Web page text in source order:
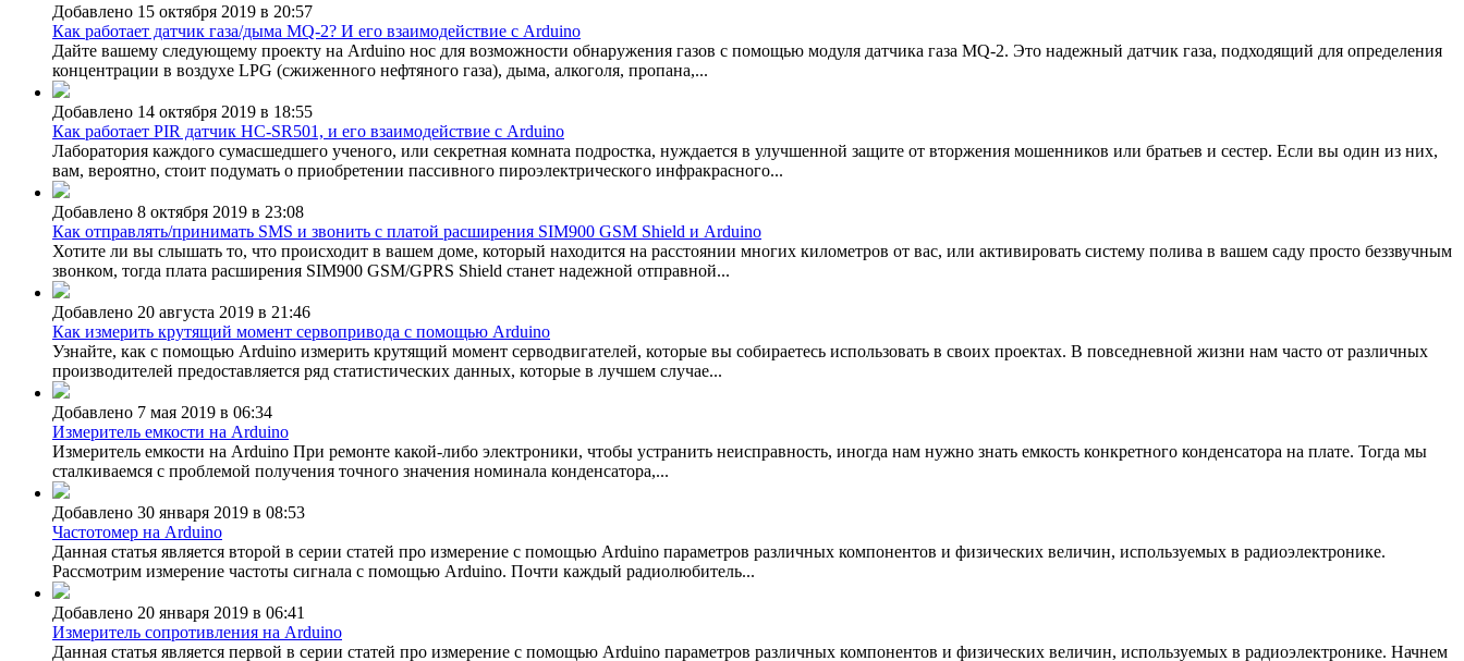
Добавлено 15 октября 2019 в 20:57
Как работает датчик газа/дыма MQ-2? И его взаимодействие с Arduino
Дайте вашему следующему проекту на Arduino нос для возможности обнаружения газов с помощью модуля датчика газа MQ-2. Это надежный датчик газа, подходящий для определения
концентрации в воздухе LPG (сжиженного нефтяного газа), дыма, алкоголя, пропана,...
Добавлено 14 октября 2019 в 18:55
Как работает PIR датчик HC-SR501, и его взаимодействие с Arduino
Лаборатория каждого сумасшедшего ученого, или секретная комната подростка, нуждается в улучшенной защите от вторжения мошенников или братьев и сестер. Если вы один из них,
вам, вероятно, стоит подумать о приобретении пассивного пироэлектрического инфракрасного...
Добавлено 8 октября 2019 в 23:08
Как отправлять/принимать SMS и звонить с платой расширения SIM900 GSM Shield и Arduino
Хотите ли вы слышать то, что происходит в вашем доме, который находится на расстоянии многих километров от вас, или активировать систему полива в вашем саду просто беззвучным
звонком, тогда плата расширения SIM900 GSM/GPRS Shield станет надежной отправной...
Добавлено 20 августа 2019 в 21:46
Как измерить крутящий момент сервопривода с помощью Arduino
Узнайте, как с помощью Arduino измерить крутящий момент серводвигателей, которые вы собираетесь использовать в своих проектах. В повседневной жизни нам часто от различных
производителей предоставляется ряд статистических данных, которые в лучшем случае...
Добавлено 7 мая 2019 в 06:34
Измеритель емкости на Arduino
Измеритель емкости на Arduino При ремонте какой-либо электроники, чтобы устранить неисправность, иногда нам нужно знать емкость конкретного конденсатора на плате. Тогда мы
сталкиваемся с проблемой получения точного значения номинала конденсатора,...
Добавлено 30 января 2019 в 08:53
Частотомер на Arduino
Данная статья является второй в серии статей про измерение с помощью Arduino параметров различных компонентов и физических величин, используемых в радиоэлектронике.
Рассмотрим измерение частоты сигнала с помощью Arduino. Почти каждый радиолюбитель...
Добавлено 20 января 2019 в 06:41
Измеритель сопротивления на Arduino
Данная статья является первой в серии статей про измерение с помощью Arduino параметров различных компонентов и физических величин, используемых в радиоэлектронике. Начнем